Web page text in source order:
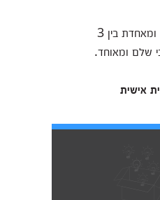
המכללה פיתחה את מודל פסיכוסינרגיה, גישה חדשנית המשלבת בין גוף, נפש, סביבה ורוחניות ומאחדת בין 3
שלם ומאוחד.
אישית